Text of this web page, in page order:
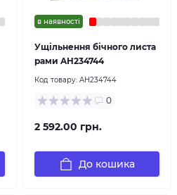
в наявності
Ущільнення бічного листа
рами AH234744
Код товару: AH234744
0
2 592.00 грн.
До кошика